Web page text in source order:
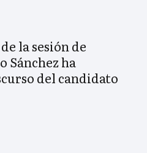
la sesión de
Sánchez ha
del candidato